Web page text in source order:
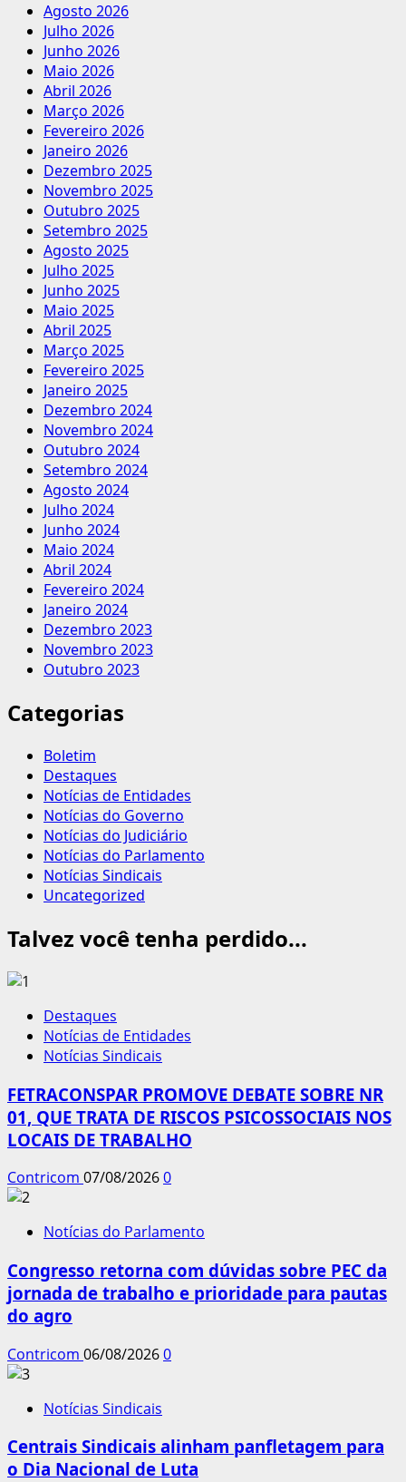
Agosto 2026
Julho 2026
Junho 2026
Maio 2026
Abril 2026
Março 2026
Fevereiro 2026
Janeiro 2026
Dezembro 2025
Novembro 2025
Outubro 2025
Setembro 2025
Agosto 2025
Julho 2025
Junho 2025
Maio 2025
Abril 2025
Março 2025
Fevereiro 2025
Janeiro 2025
Dezembro 2024
Novembro 2024
Outubro 2024
Setembro 2024
Agosto 2024
Julho 2024
Junho 2024
Maio 2024
Abril 2024
Fevereiro 2024
Janeiro 2024
Dezembro 2023
Novembro 2023
Outubro 2023
Categorias
Boletim
Destaques
Notícias de Entidades
Notícias do Governo
Notícias do Judiciário
Notícias do Parlamento
Notícias Sindicais
Uncategorized
Talvez você tenha perdido...
Destaques
Notícias de Entidades
Notícias Sindicais
FETRACONSPAR PROMOVE DEBATE SOBRE NR
01, QUE TRATA DE RISCOS PSICOSSOCIAIS NOS
LOCAIS DE TRABALHO
Contricom 07/08/20260
Notícias do Parlamento
Congresso retorna com dúvidas sobre PEC da
jornada de trabalho e prioridade para pautas
do agro
Contricom 06/08/20260
Notícias Sindicais
Centrais Sindicais alinham panfletagem para
o Dia Nacional de Luta